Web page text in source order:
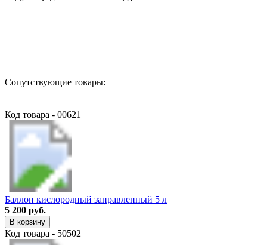
Сопутствующие товары:
Код товара - 00621
Баллон кислородный заправленный 5 л
5 200 руб.
В корзину
Код товара - 50502